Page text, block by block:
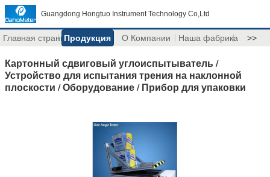
Guangdong Hongtuo Instrument Technology Co,Ltd
Главная страницаПродукция О Компании Наша фабрика >>
Картонный сдвиговый углоиспытыватель /
Устройство для испытания трения на наклонной
плоскости / Оборудование / Прибор для упаковки